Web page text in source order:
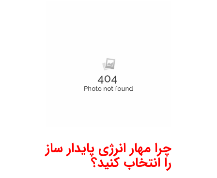
چرا مهار انرژی پایدار ساز
را انتخاب کنید؟